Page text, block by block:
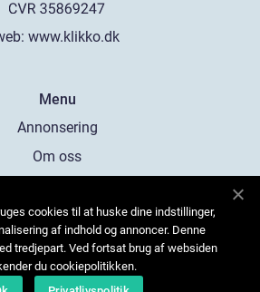
www.klikko.dk
Menu
Annonsering
Om oss
Kontakta oss
Sitemap
cookies til at huske dine indstillinger,
af indhold og annoncer. Denne
tredjepart. Ved fortsat brug af websiden
du cookiepolitikken.